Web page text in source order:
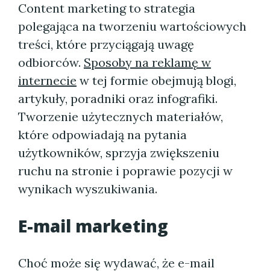
Content marketing to strategia
polegająca na tworzeniu wartościowych
treści, które przyciągają uwagę
odbiorców. Sposoby na reklamę w
internecie w tej formie obejmują blogi,
artykuły, poradniki oraz infografiki.
Tworzenie użytecznych materiałów,
które odpowiadają na pytania
użytkowników, sprzyja zwiększeniu
ruchu na stronie i poprawie pozycji w
wynikach wyszukiwania.
E-mail marketing
Choć może się wydawać, że e-mail